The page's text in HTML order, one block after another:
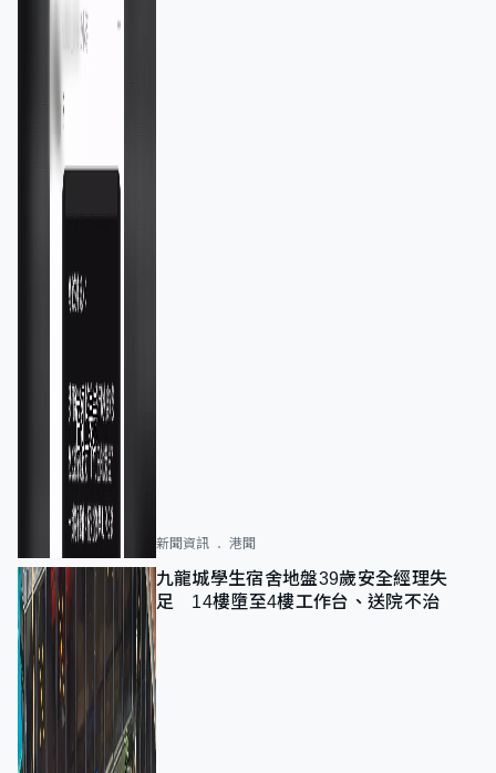
新聞資訊 港聞
九龍城學生宿舍地盤39歲安全經理失
足 14樓墮至4樓工作台、送院不治